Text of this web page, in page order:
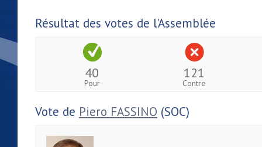
Résultat des votes de l'Assemblée
40
Pour
121
Contre
Vote de Piero FASSINO (SOC)